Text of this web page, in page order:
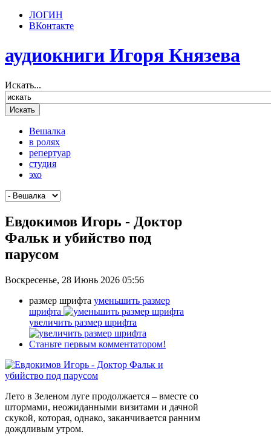
ЛОГИН
ВКонтакте
аудиокниги Игоря Князева
Искать...
Вешалка
в ролях
репертуар
студия
эхо
Евдокимов Игорь - Доктор
Фальк и убийство под
парусом
Воскресенье, 28 Июнь 2026 05:56
размер шрифта уменьшить размер
шрифта
увеличить размер шрифта
Станьте первым комментатором!
Лето в Зеленом луге продолжается – вместе со
штормами, неожиданными визитами и дачной
скукой, которая, однако, заканчивается ранним
дождливым утром.